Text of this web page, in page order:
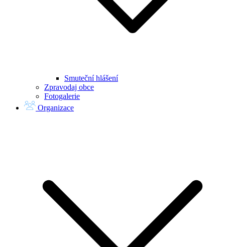
Smuteční hlášení
Zpravodaj obce
Fotogalerie
Organizace